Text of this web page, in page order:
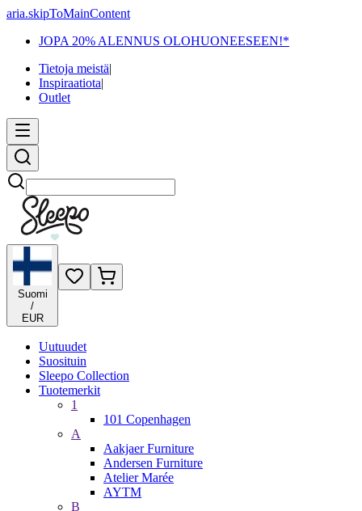
aria.skipToMainContent
JOPA 20% ALENNUS OLOHUONEESEEN!*
Tietoja meistä|
Inspiraatiota|
Outlet
Etsi
Suomi
/
EUR
Uutuudet
Suosituin
Sleepo Collection
Tuotemerkit
1
101 Copenhagen
A
Aakjaer Furniture
Andersen Furniture
Atelier Marée
AYTM
B